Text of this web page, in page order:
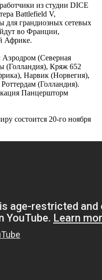
из студии DICE
Battlefield V,
для грандиозных сетевых
во Франции,
Африке.
Аэродром (Северная
(Голландия), Кряж 652
Нарвик (Норвегия),
(Голландия).
Панцершторм
состоится 20-го ноября